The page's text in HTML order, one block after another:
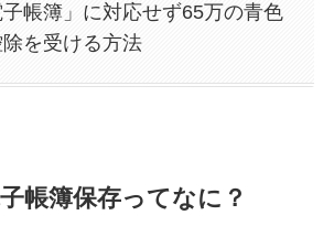
子帳簿」に対応せず65万の青色
を受ける方法
帳簿保存ってなに？